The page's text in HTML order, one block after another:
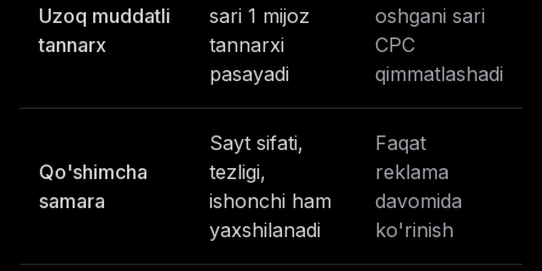
Uzoq muddatli
tannarx
sari 1 mijoz
tannarxi
pasayadi
oshgani sari
CPC
qimmatlashadi
Qo'shimcha
samara
Sayt sifati,
tezligi,
ishonchi ham
yaxshilanadi
Faqat
reklama
davomida
ko'rinish